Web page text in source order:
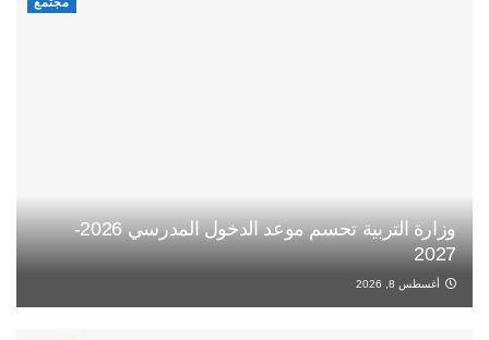
وزارة التربية تحسم موعد الدخول المدرسي 2026-
2027
أغسطس 8, 2026